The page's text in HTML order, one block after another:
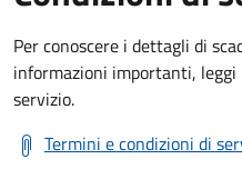
Per conoscere i dettagli di
informazioni importanti,
servizio.
Termini e condizioni di